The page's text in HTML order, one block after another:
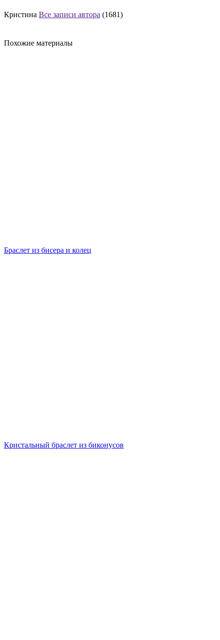
Кристина Все записи автора (1681)
Похожие материалы
Браслет из бисера и колец
Кристальный браслет из биконусов